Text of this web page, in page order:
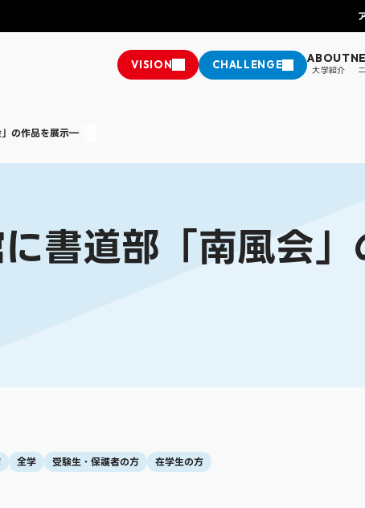
VISION CHALLENGE ABOUT
大学紹介
情報公開
情報学部 情報学科 大学院 松山短期大学
クラブ＆サークル
づく中途採用比率の公表
の作品を展示―
書道部「南風会」
全学 受験生・保護者の方 在学生の方